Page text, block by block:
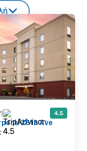
4,5
28th Ave